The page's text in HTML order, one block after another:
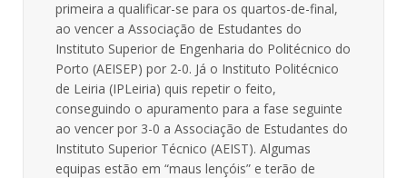
primeira a qualificar-se para os quartos-de-final,
ao vencer a Associação de Estudantes do
Instituto Superior de Engenharia do Politécnico do
Porto (AEISEP) por 2-0. Já o Instituto Politécnico
de Leiria (IPLeiria) quis repetir o feito,
conseguindo o apuramento para a fase seguinte
ao vencer por 3-0 a Associação de Estudantes do
Instituto Superior Técnico (AEIST). Algumas
equipas estão em “maus lençóis” e terão de